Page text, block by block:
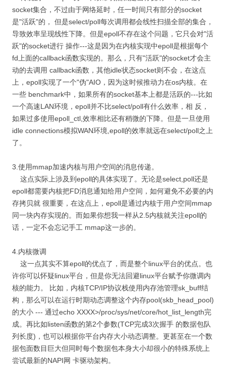
socket集合，不过由于网络延时，任一时间只有部分的socket
是"活跃"的， 但是select/poll每次调用都会线性扫描全部的集合，
导致效率呈现线性下降。但是epoll不存在这个问题，它只会对"活
跃"的socket进行 操作---这是因为在内核实现中epoll是根据每个
fd上面的callback函数实现的。那么，只有"活跃"的socket才会主
动的去调用 callback函数，其他idle状态socket则不会，在这点
上，epoll实现了一个"伪"AIO，因为这时候推动力在os内核。在
一些 benchmark中，如果所有的socket基本上都是活跃的---比如
一个高速LAN环境，epoll并不比select/poll有什么效率，相 反，
如果过多使用epoll_ctl,效率相比还有稍微的下降。但是一旦使用
idle connections模拟WAN环境,epoll的效率就远在select/poll之上
了。
3.使用mmap加速内核与用户空间的消息传递。
这点实际上涉及到epoll的具体实现了。无论是select,poll还是
epoll都需要内核把FD消息通知给用户空间，如何避免不必要的内
存拷贝就 很重要，在这点上，epoll是通过内核于用户空间mmap
同一块内存实现的。而如果你想我一样从2.5内核就关注epoll的
话，一定不会忘记手工 mmap这一步的。
4.内核微调
这一点其实不算epoll的优点了，而是整个linux平台的优点。也
许你可以怀疑linux平台，但是你无法回避linux平台赋予你微调内
核的能力。 比如，内核TCP/IP协议栈使用内存池管理sk_buff结
构，那么可以在运行时期动态调整这个内存pool(skb_head_pool)
的大小 --- 通过echo XXXX>/proc/sys/net/core/hot_list_length完
成。再比如listen函数的第2个参数(TCP完成3次握手 的数据包队
列长度)，也可以根据你平台内存大小动态调整。更甚至在一个数
据包面数目巨大但同时每个数据包本身大小却很小的特殊系统上
尝试最新的NAPI网 卡驱动架构。